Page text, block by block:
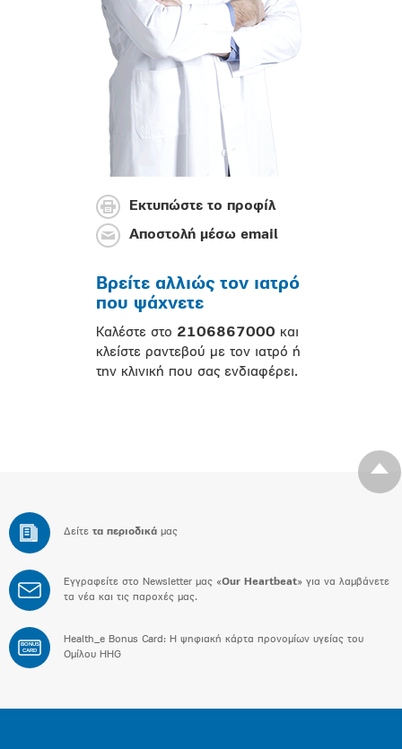
Εκτυπώστε το προφίλ
Αποστολή μέσω email
Βρείτε αλλιώς τον ιατρό
που ψάχνετε
Καλέστε στο 2106867000 και
κλείστε ραντεβού με τον ιατρό ή
την κλινική που σας ενδιαφέρει.
Δείτε τα περιοδικά μας
Εγγραφείτε στο Newsletter μας «Our Heartbeat» για να λαμβάνετε
τα νέα και τις παροχές μας.
BONUS
CARD
Health_e Bonus Card: H ψηφιακή κάρτα προνομίων υγείας του
Ομίλου HHG